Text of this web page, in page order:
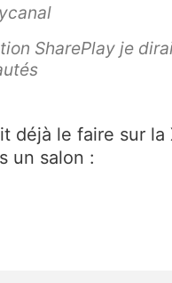
SharePlay je
déjà le faire sur
un salon :